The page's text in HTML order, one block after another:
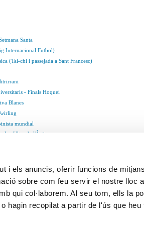
i els anuncis, oferir funcions de
sobre com feu servir el nostre lloc
qui col·laborem. Al seu torn, ells la
hagin recopilat a partir de l'ús que heu
Santa
Internacional Futbol)
(Tai-chi i passejada a Sant Francesc)
- Finals Hoquei
Blanes
mundial
Ice Ultra de l'Àrtic
sala)
13/14
Blanes 2014 (vela)